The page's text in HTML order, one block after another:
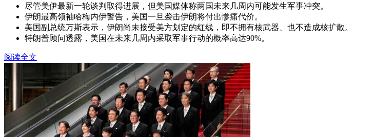
尽管美伊最新一轮谈判取得进展，但美国媒体称两国未来几周内可能发生军事冲突。
伊朗最高领袖哈梅内伊警告，美国一旦袭击伊朗将付出惨痛代价。
美国副总统万斯表示，伊朗尚未接受美方划定的红线，即不拥有核武器、也不造成核扩散。
特朗普顾问透露，美国在未来几周内采取军事行动的概率高达90%。
阅读全文